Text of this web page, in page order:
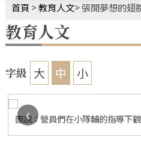
首頁 >教育人文>張開夢想的翅膀
教育人文
字級 大 中 小
圖說：營員們在小隊輔的指導下
‹